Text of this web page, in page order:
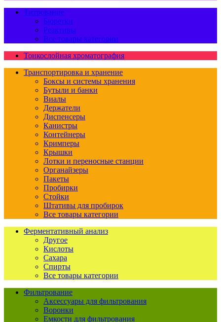
Титрование
Бюретки
Реактивы
Все товары категории
Тонкослойная хроматография
Транспортировка и хранение
Боксы и системы хранения
Бутыли и банки
Виалы
Держатели
Диспенсеры
Канистры
Контейнеры
Кримперы
Крышки
Лотки и переносные станции
Органайзеры
Пакеты
Пробирки
Стойки
Штативы для пробирок
Все товары категории
Ферментативный анализ
Другое
Кислоты
Сахара
Спирты
Все товары категории
Фильтрование
Аксессуары для фильтрования
Воронки
Емкости для фильтрования